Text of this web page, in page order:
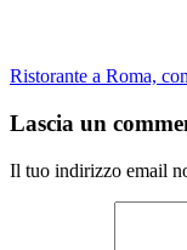
Ristorante a Roma,
Lascia un
Il tuo indirizzo email